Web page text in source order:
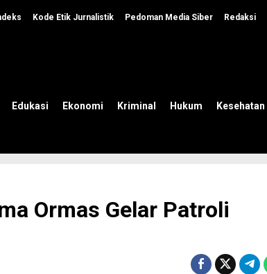
Kode Etik Jurnalistik Pedoman Media Siber Redaksi
Edukasi Ekonomi Kriminal Hukum Kesehatan
Ormas Gelar Patroli